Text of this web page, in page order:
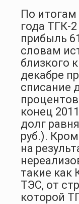
По итогам
года ТГК-
прибыль
словам
близкого
декабре
списание
конец
долг
руб.).
на
такие как
ТЭС, от
которой